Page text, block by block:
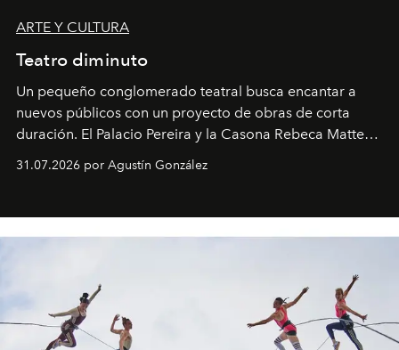
ARTE Y CULTURA
Teatro diminuto
Un pequeño conglomerado teatral busca encantar a
nuevos públicos con un proyecto de obras de corta
duración. El Palacio Pereira y la Casona Rebeca Matte
miniobras. Sus puestas en escena son limpias; ponen el
31.07.2026 por Agustín González